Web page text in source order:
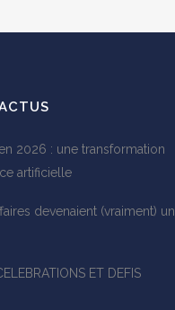
2026 : une transformation
artificielle
devenaient (vraiment) un
ET DEFIS